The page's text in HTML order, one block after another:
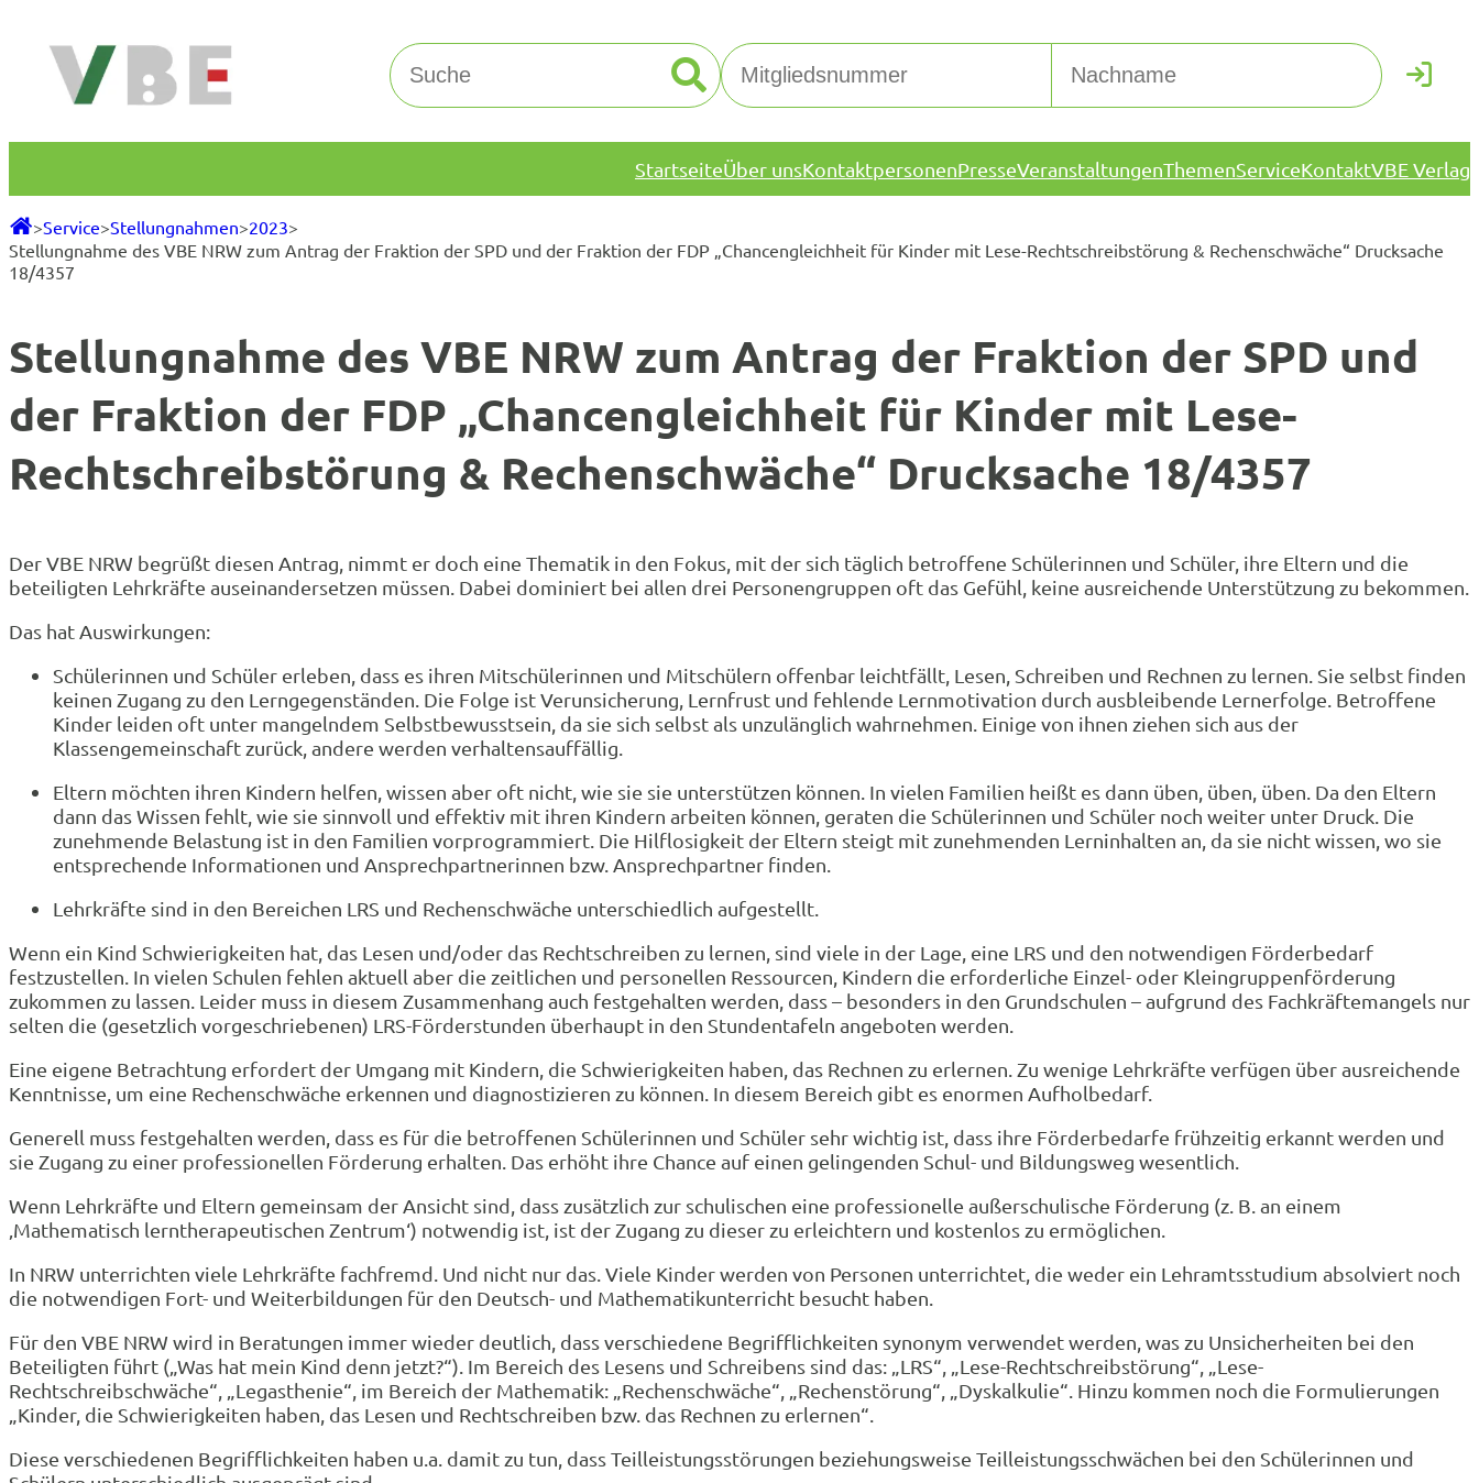
Inhalt
springen
Suchen
StartseiteÜber unsKontaktpersonenPresseVeranstaltungenThemenServiceKontaktVBE Verlag
>Service>Stellungnahmen>2023>
Stellungnahme des VBE NRW zum Antrag der Fraktion der SPD und der Fraktion der FDP „Chancengleichheit für Kinder mit Lese-Rechtschreibstörung & Rechenschwäche“ Drucksache
18/4357
Stellungnahme des VBE NRW zum Antrag der Fraktion der SPD und
der Fraktion der FDP „Chancengleichheit für Kinder mit Lese-
Rechtschreibstörung & Rechenschwäche“ Drucksache 18/4357
Der VBE NRW begrüßt diesen Antrag, nimmt er doch eine Thematik in den Fokus, mit der sich täglich betroffene Schülerinnen und Schüler, ihre Eltern und die
beteiligten Lehrkräfte auseinandersetzen müssen. Dabei dominiert bei allen drei Personengruppen oft das Gefühl, keine ausreichende Unterstützung zu bekommen.
Das hat Auswirkungen:
Schülerinnen und Schüler erleben, dass es ihren Mitschülerinnen und Mitschülern offenbar leichtfällt, Lesen, Schreiben und Rechnen zu lernen. Sie selbst finden
keinen Zugang zu den Lerngegenständen. Die Folge ist Verunsicherung, Lernfrust und fehlende Lernmotivation durch ausbleibende Lernerfolge. Betroffene
Kinder leiden oft unter mangelndem Selbstbewusstsein, da sie sich selbst als unzulänglich wahrnehmen. Einige von ihnen ziehen sich aus der
Klassengemeinschaft zurück, andere werden verhaltensauffällig.
Eltern möchten ihren Kindern helfen, wissen aber oft nicht, wie sie sie unterstützen können. In vielen Familien heißt es dann üben, üben, üben. Da den Eltern
dann das Wissen fehlt, wie sie sinnvoll und effektiv mit ihren Kindern arbeiten können, geraten die Schülerinnen und Schüler noch weiter unter Druck. Die
zunehmende Belastung ist in den Familien vorprogrammiert. Die Hilflosigkeit der Eltern steigt mit zunehmenden Lerninhalten an, da sie nicht wissen, wo sie
entsprechende Informationen und Ansprechpartnerinnen bzw. Ansprechpartner finden.
Lehrkräfte sind in den Bereichen LRS und Rechenschwäche unterschiedlich aufgestellt.
Wenn ein Kind Schwierigkeiten hat, das Lesen und/oder das Rechtschreiben zu lernen, sind viele in der Lage, eine LRS und den notwendigen Förderbedarf
festzustellen. In vielen Schulen fehlen aktuell aber die zeitlichen und personellen Ressourcen, Kindern die erforderliche Einzel- oder Kleingruppenförderung
zukommen zu lassen. Leider muss in diesem Zusammenhang auch festgehalten werden, dass – besonders in den Grundschulen – aufgrund des Fachkräftemangels nur
selten die (gesetzlich vorgeschriebenen) LRS-Förderstunden überhaupt in den Stundentafeln angeboten werden.
Eine eigene Betrachtung erfordert der Umgang mit Kindern, die Schwierigkeiten haben, das Rechnen zu erlernen. Zu wenige Lehrkräfte verfügen über ausreichende
Kenntnisse, um eine Rechenschwäche erkennen und diagnostizieren zu können. In diesem Bereich gibt es enormen Aufholbedarf.
Generell muss festgehalten werden, dass es für die betroffenen Schülerinnen und Schüler sehr wichtig ist, dass ihre Förderbedarfe frühzeitig erkannt werden und
sie Zugang zu einer professionellen Förderung erhalten. Das erhöht ihre Chance auf einen gelingenden Schul- und Bildungsweg wesentlich.
Wenn Lehrkräfte und Eltern gemeinsam der Ansicht sind, dass zusätzlich zur schulischen eine professionelle außerschulische Förderung (z. B. an einem
‚Mathematisch lerntherapeutischen Zentrum‘) notwendig ist, ist der Zugang zu dieser zu erleichtern und kostenlos zu ermöglichen.
In NRW unterrichten viele Lehrkräfte fachfremd. Und nicht nur das. Viele Kinder werden von Personen unterrichtet, die weder ein Lehramtsstudium absolviert noch
die notwendigen Fort- und Weiterbildungen für den Deutsch- und Mathematikunterricht besucht haben.
Für den VBE NRW wird in Beratungen immer wieder deutlich, dass verschiedene Begrifflichkeiten synonym verwendet werden, was zu Unsicherheiten bei den
Beteiligten führt („Was hat mein Kind denn jetzt?“). Im Bereich des Lesens und Schreibens sind das: „LRS“, „Lese-Rechtschreibstörung“, „Lese-
Rechtschreibschwäche“, „Legasthenie“, im Bereich der Mathematik: „Rechenschwäche“, „Rechenstörung“, „Dyskalkulie“. Hinzu kommen noch die Formulierungen
„Kinder, die Schwierigkeiten haben, das Lesen und Rechtschreiben bzw. das Rechnen zu erlernen“.
Diese verschiedenen Begrifflichkeiten haben u.a. damit zu tun, dass Teilleistungsstörungen beziehungsweise Teilleistungsschwächen bei den Schülerinnen und